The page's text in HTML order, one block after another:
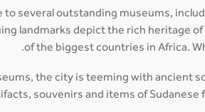
to several outstanding museums,
landmarks depict the rich heritage
of the biggest countries in Africa.
the city is teeming with ancient
souvenirs and items of